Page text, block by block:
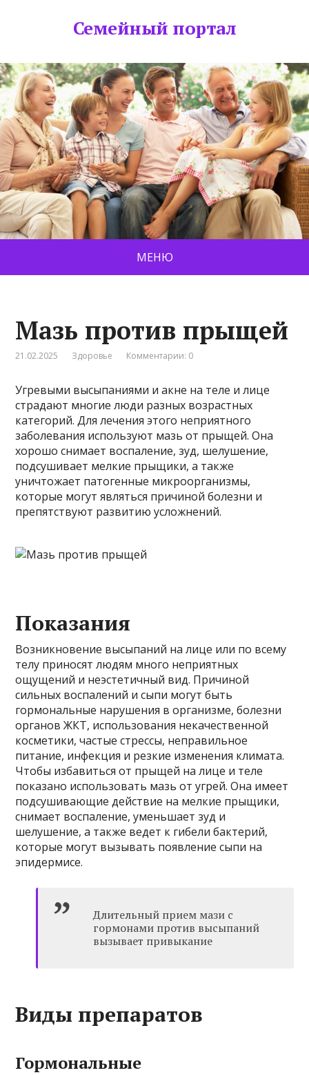
Семейный портал
МЕНЮ
Мазь против прыщей
21.02.2025 Здоровье Комментарии: 0
Угревыми высыпаниями и акне на теле и лице
страдают многие люди разных возрастных
категорий. Для лечения этого неприятного
заболевания используют мазь от прыщей. Она
хорошо снимает воспаление, зуд, шелушение,
подсушивает мелкие прыщики, а также
уничтожает патогенные микроорганизмы,
которые могут являться причиной болезни и
препятствуют развитию усложнений.
Показания
Возникновение высыпаний на лице или по всему
телу приносят людям много неприятных
ощущений и неэстетичный вид. Причиной
сильных воспалений и сыпи могут быть
гормональные нарушения в организме, болезни
органов ЖКТ, использования некачественной
косметики, частые стрессы, неправильное
питание, инфекция и резкие изменения климата.
Чтобы избавиться от прыщей на лице и теле
показано использовать мазь от угрей. Она имеет
подсушивающие действие на мелкие прыщики,
снимает воспаление, уменьшает зуд и
шелушение, а также ведет к гибели бактерий,
которые могут вызывать появление сыпи на
эпидермисе.
Длительный прием мази с
гормонами против высыпаний
вызывает привыкание
Виды препаратов
Гормональные